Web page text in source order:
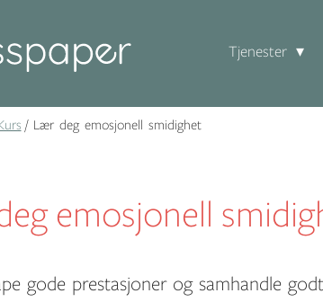
Tjenester
Lær deg emosjonell smidighet
emosjonell
gode prestasjoner og samhandle